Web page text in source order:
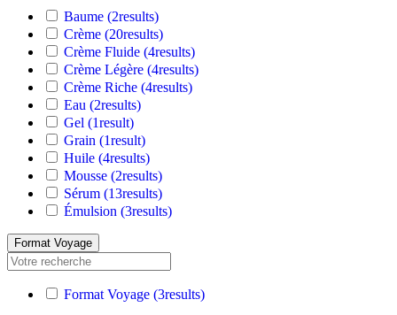
Baume (2results)
Crème (20results)
Crème Fluide (4results)
Crème Légère (4results)
Crème Riche (4results)
Eau (2results)
Gel (1result)
Grain (1result)
Huile (4results)
Mousse (2results)
Sérum (13results)
Émulsion (3results)
Format Voyage
Format Voyage (3results)